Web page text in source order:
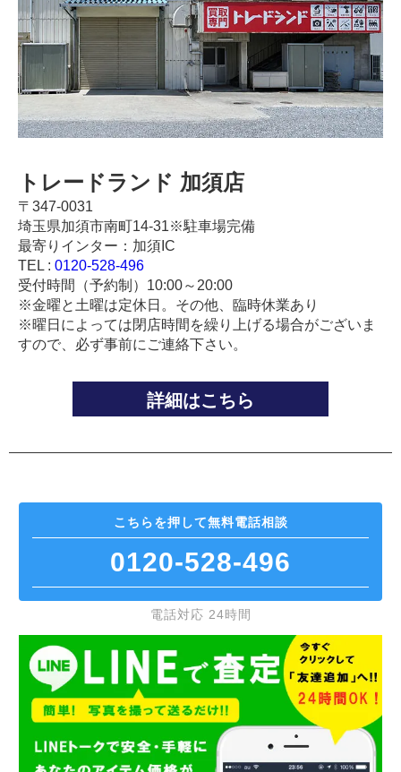
トレードランド 加須店
〒347-0031
埼玉県加須市南町14-31※駐車場完備
最寄りインター：加須IC
TEL : 0120-528-496
受付時間（予約制）10:00～20:00
※金曜と土曜は定休日。その他、臨時休業あり
※曜日によっては閉店時間を繰り上げる場合がございま
すので、必ず事前にご連絡下さい。
詳細はこちら
こちらを押して無料電話相談
0120-528-496
電話対応 24時間